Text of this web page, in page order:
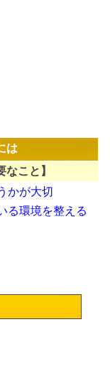
は
なこと】
かが大切
る環境を整える